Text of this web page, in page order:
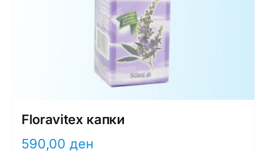
Floravitex капки
590,00 ден